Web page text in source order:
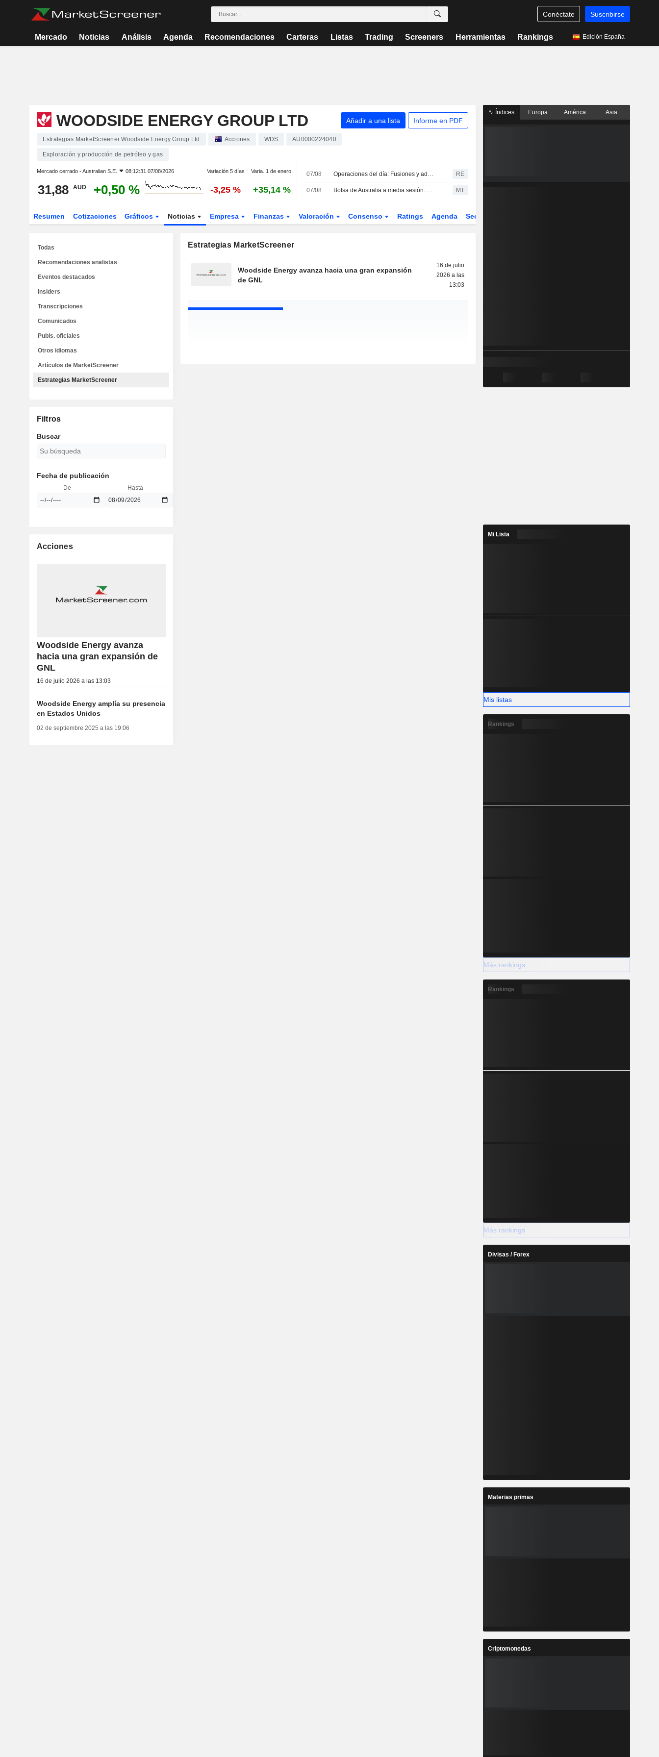
Conéctate Suscribirse
Mercado Noticias Análisis Agenda Recomendaciones Carteras Listas Trading Screeners Herramientas Rankings Edición España
WOODSIDE ENERGY GROUP LTD Añadir a una lista Informe en PDF
Estrategias MarketScreener Woodside Energy Group Ltd Acciones WDS AU0000224040
Exploración y producción de petróleo y gas
Mercado cerrado -Australian S.E. 08:12:31 07/08/2026 Variación 5 días Varia. 1 de enero.
31,88 AUD +0,50 % -3,25 % +35,14 %
07/08 Operaciones del día: Fusiones y adquisiciones RE
07/08 Bolsa de Australia a media sesión: el sector energético avanza mientras el sanitario retrocede MT
Resumen Cotizaciones Gráficos Noticias Empresa Finanzas Valoración Consenso Ratings Agenda Sector
Estrategias MarketScreener
Woodside Energy avanza hacia una gran expansión
de GNL
16 de julio
2026 a las
13:03
Todas
Recomendaciones analistas
Eventos destacados
Insiders
Transcripciones
Comunicados
Publs. oficiales
Otros idiomas
Artículos de MarketScreener
Estrategias MarketScreener
Filtros
Buscar
Fecha de publicación
De Hasta
Acciones
Woodside Energy avanza
hacia una gran expansión de
GNL
16 de julio 2026 a las 13:03
Woodside Energy amplía su presencia
en Estados Unidos
02 de septiembre 2025 a las 19:06
Índices Europa América Asia
Mi Lista
Mis listas
Rankings
Más rankings
Rankings
Más rankings
Divisas / Forex
Materias primas
Criptomonedas